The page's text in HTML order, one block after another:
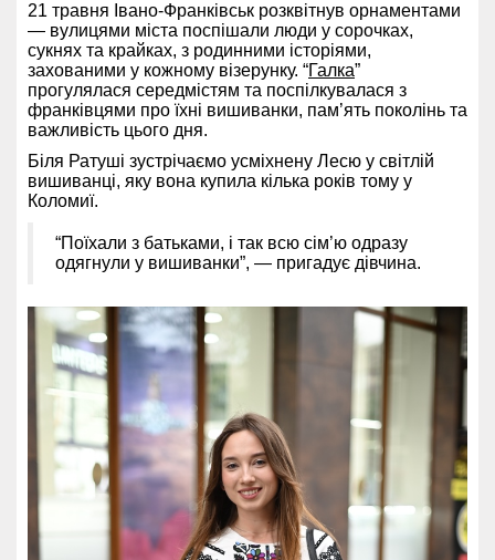
21 травня Івано-Франківськ розквітнув орнаментами
— вулицями міста поспішали люди у сорочках,
сукнях та крайках, з родинними історіями,
захованими у кожному візерунку. “Галка”
прогулялася середмістям та поспілкувалася з
франківцями про їхні вишиванки, пам’ять поколінь та
важливість цього дня.
Біля Ратуші зустрічаємо усміхнену Лесю у світлій
вишиванці, яку вона купила кілька років тому у
Коломиї.
“Поїхали з батьками, і так всю сім’ю одразу
одягнули у вишиванки”, — пригадує дівчина.